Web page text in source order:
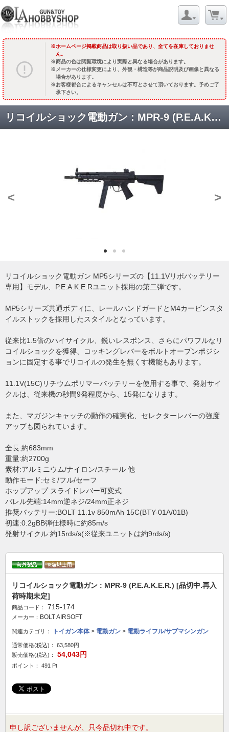
ホームページ掲載商品は取り扱い品であり、全てを在庫しておりませ
ん。
商品の色は閲覧環境により実際と異なる場合があります。
メーカーの仕様変更により、外観・構造等が商品説明及び画像と異なる
場合があります。
お客様都合によるキャンセルは不可とさせて頂いております。予めご了
承下さい。
リコイルショック電動ガン : MPR-9 (P.E.A.K.E.R.) [品切中.再入荷時期未定]
< >
リコイルショック電動ガン MP5シリーズの【11.1Vリポバッテリー
専用】モデル、P.E.A.K.E.Rユニット採用の第二弾です。
MP5シリーズ共通ボディに、レールハンドガードとM4カービンスタ
イルストックを採用したスタイルとなっています。
従来比1.5倍のハイサイクル、鋭いレスポンス、さらにパワフルなリ
コイルショックを獲得、コッキングレバーをボルトオープンポジシ
ョンに固定する事でリコイルの発生を無くす機能もあります。
11.1V(15C)リチウムポリマーバッテリーを使用する事で、発射サイ
クルは、従来機の秒間9発程度から、15発になります。
また、マガジンキャッチの動作の確実化、セレクターレバーの強度
アップも図られています。
全長:約683mm
重量:約2700g
素材:アルミニウム/ナイロン/スチール 他
動作モード:セミ/フル/セーフ
ホップアップ:スライドレバー可変式
バレル先端:14mm逆ネジ/24mm正ネジ
推奨バッテリー:BOLT 11.1v 850mAh 15C(BTY-01A/01B)
初速:0.2gBB弾仕様時に約85m/s
発射サイクル:約15rds/s(※従来ユニットは約9rds/s)
リコイルショック電動ガン : MPR-9 (P.E.A.K.E.R.) [品切中.再入
荷時期未定]
商品コード： 715-174
メーカー： BOLT AIRSOFT
関連カテゴリ： トイガン本体> 電動ガン > 電動ライフル/サブマシンガン
通常価格(税込)：
63,580円
販売価格(税込)：
54,043円
ポイント： 491 Pt
申し訳ございませんが、只今品切れ中です。